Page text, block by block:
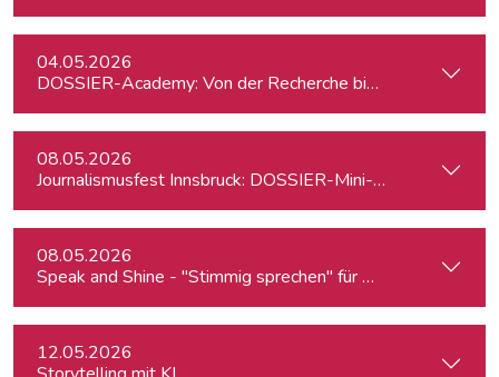
04.05.2026
DOSSIER-Academy: Von der Recherche bis zur
08.05.2026
Journalismusfest Innsbruck: DOSSIER-Mini-Academy
08.05.2026
Speak and Shine - "Stimmig sprechen" für Podcast,
12.05.2026